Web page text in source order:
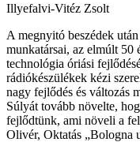
Illyefalvi-Vitéz Zsolt
A megnyitó beszédek
munkatársai, az elmúlt 50
technológia óriási
rádiókészülékek kézi
nagy fejlődés és változás
Súlyát tovább növelte,
fejlődtünk, ami növeli a
Olivér, Oktatás „Bologna